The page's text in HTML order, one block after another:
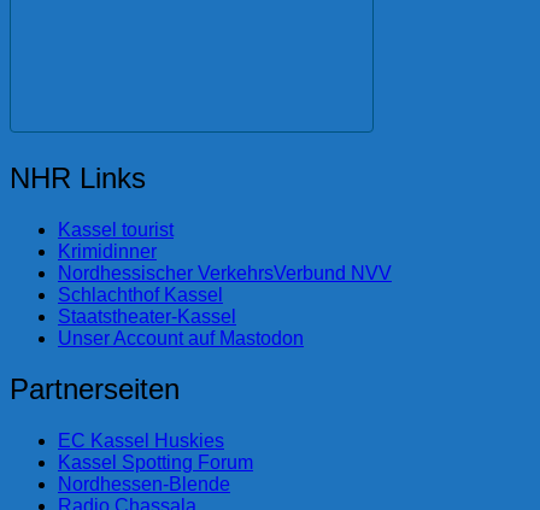
NHR Links
Kassel tourist
Krimidinner
Nordhessischer VerkehrsVerbund NVV
Schlachthof Kassel
Staatstheater-Kassel
Unser Account auf Mastodon
Partnerseiten
EC Kassel Huskies
Kassel Spotting Forum
Nordhessen-Blende